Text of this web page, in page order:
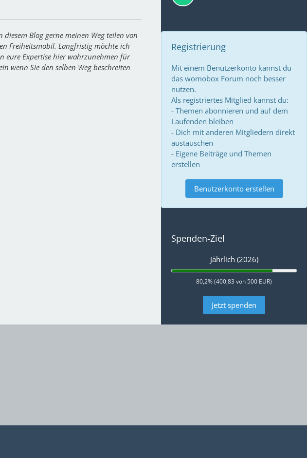
Blog gerne meinen Weg teilen von
Freiheitsmobil. Langfristig möchte ich
eure Expertise hier wahrzunehmen für
wenn Sie den selben Weg beschreiten
Registrierung
Mit einem Benutzerkonto kannst du
das womobox Forum noch besser
nutzen.
Als registriertes Mitglied kannst du:
- Themen abonnieren und auf dem
Laufenden bleiben
- Dich mit anderen Mitgliedern direkt
austauschen
- Eigene Beiträge und Themen
erstellen
Benutzerkonto erstellen
Spenden-Ziel
Jährlich (2026)
80,2% (400,83 von 500 EUR)
Jetzt spenden